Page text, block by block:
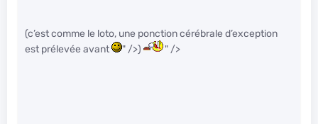
(c’est comme le loto, une ponction cérébrale d’exception
est prélevée avant
" />) " />